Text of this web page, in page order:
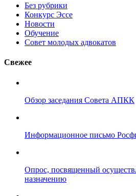
Без рубрики
Конкурс Эссе
Новости
Обучение
Совет молодых адвокатов
Свежее
Обзор заседания Совета АПКК
Информационное письмо
Опрос, посвященный
назначению